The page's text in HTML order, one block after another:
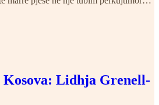
Lidhja Grenell-